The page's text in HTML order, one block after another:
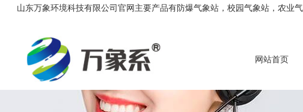
山东万象环境科技有限公司官网主要产品有防爆气象站，校园气象站，农业
网站首页